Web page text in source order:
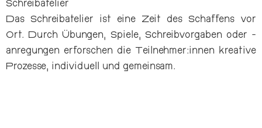
Schreibatelier
Das Schreibatelier ist eine Zeit des Schaffens vor
Ort. Durch Übungen, Spiele, Schreibvorgaben oder -
anregungen erforschen die Teilnehmer:innen kreative
Prozesse, individuell und gemeinsam.